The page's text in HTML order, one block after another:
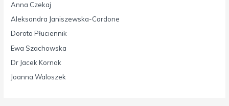
Anna Czekaj
Aleksandra Janiszewska-Cardone
Dorota Płuciennik
Ewa Szachowska
Dr Jacek Kornak
Joanna Waloszek